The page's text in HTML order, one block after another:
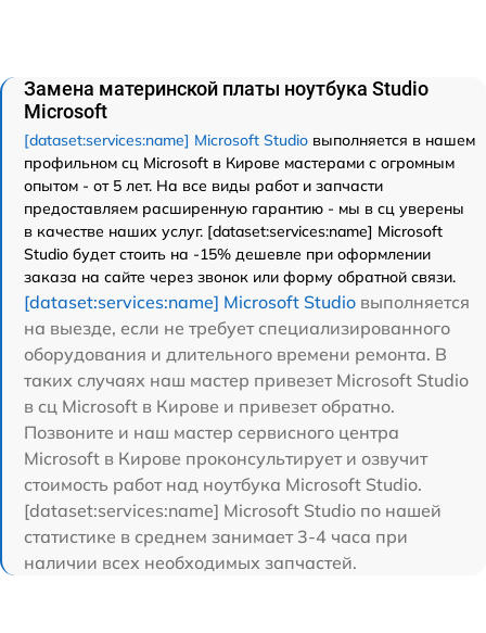
Замена материнской платы ноутбука Studio
Microsoft
[dataset:services:name] Microsoft Studio выполняется в нашем
профильном сц Microsoft в Кирове мастерами с огромным
опытом - от 5 лет. На все виды работ и запчасти
предоставляем расширенную гарантию - мы в сц уверены
в качестве наших услуг. [dataset:services:name] Microsoft
Studio будет стоить на -15% дешевле при оформлении
заказа на сайте через звонок или форму обратной связи.
[dataset:services:name] Microsoft Studio выполняется
на выезде, если не требует специализированного
оборудования и длительного времени ремонта. В
таких случаях наш мастер привезет Microsoft Studio
в сц Microsoft в Кирове и привезет обратно.
Позвоните и наш мастер сервисного центра
Microsoft в Кирове проконсультирует и озвучит
стоимость работ над ноутбука Microsoft Studio.
[dataset:services:name] Microsoft Studio по нашей
статистике в среднем занимает 3-4 часа при
наличии всех необходимых запчастей.